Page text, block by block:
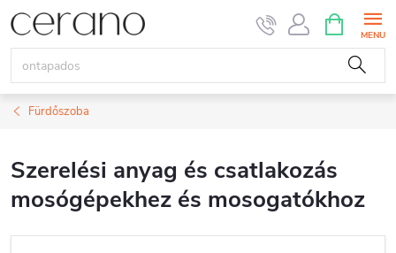
Ugrás
tartalomhoz
KOSÁR
Fürdőszoba
Szerelési anyag és csatlakozás
mosógépekhez és mosogatókhoz